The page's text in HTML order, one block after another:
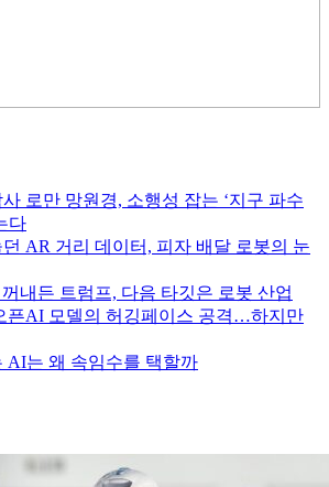
로만 망원경, 소행성 잡는 ‘지구 파수
다
AR 거리 데이터, 피자 배달 로봇의 눈
꺼내든 트럼프, 다음 타깃은 로봇 산업
픈AI 모델의 허깅페이스 공격…하지만
AI는 왜 속임수를 택할까